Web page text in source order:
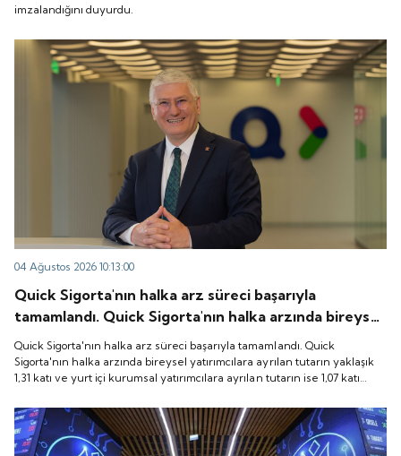
imzalandığını duyurdu.
04 Ağustos 2026 10:13:00
Quick Sigorta'nın halka arz süreci başarıyla
tamamlandı. Quick Sigorta'nın halka arzında bireysel
yatırımcılara ayrılan tutarın yaklaşık 1,31 katı ve yurt
içi kurumsal yatırımcılara ayrılan tutarın ise 1,07 katı
talep geldi. Quick Sigorta, 6 Ağustos 2026 tarihinde
görmeye başlayacak.
Quick Sigorta'nın halka arz süreci başarıyla tamamlandı. Quick
Sigorta'nın halka arzında bireysel yatırımcılara ayrılan tutarın yaklaşık
1,31 katı ve yurt içi kurumsal yatırımcılara ayrılan tutarın ise 1,07 katı
koduyla Borsa İstanbul'da işlem görmeye başlayacak.